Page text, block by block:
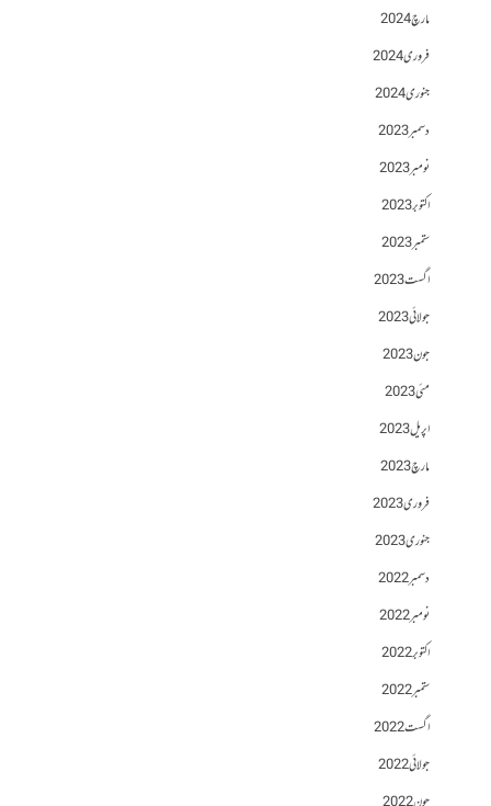
مارچ 2024
فروری 2024
جنوری 2024
دسمبر 2023
نومبر 2023
اکتوبر 2023
ستمبر 2023
اگست 2023
جولائی 2023
جون 2023
مئی 2023
اپریل 2023
مارچ 2023
فروری 2023
جنوری 2023
دسمبر 2022
نومبر 2022
اکتوبر 2022
ستمبر 2022
اگست 2022
جولائی 2022